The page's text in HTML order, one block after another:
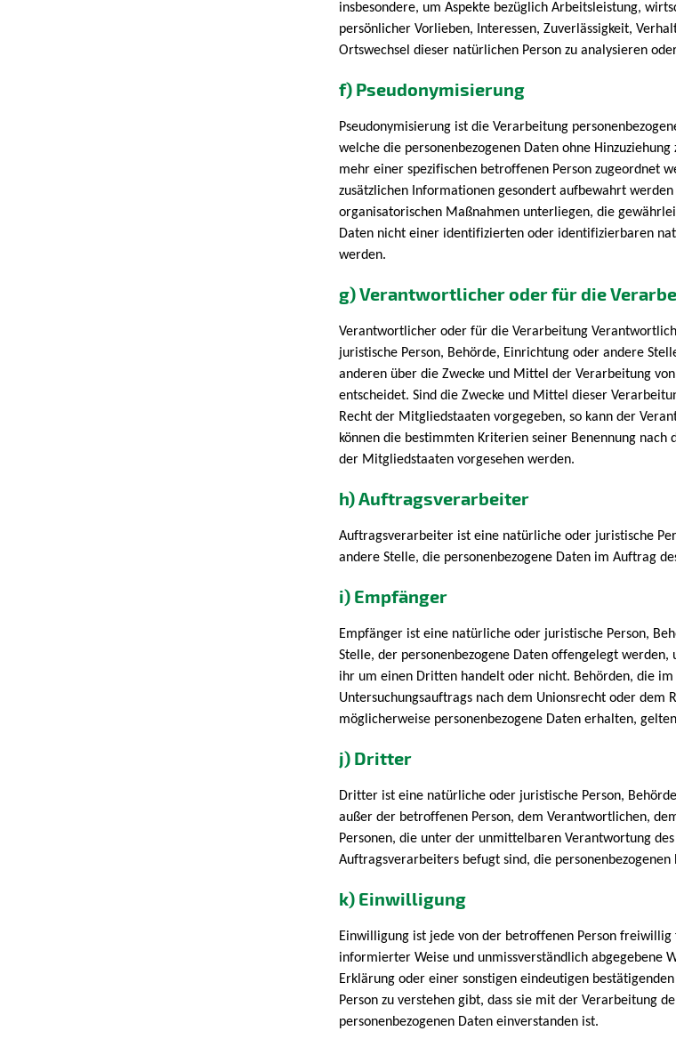
insbesondere, um Aspekte bezüglich Arbeitsleistung,
persönlicher Vorlieben, Interessen, Zuverlässigkeit,
Ortswechsel dieser natürlichen Person zu analysieren
f) Pseudonymisierung
Pseudonymisierung ist die Verarbeitung
welche die personenbezogenen Daten ohne
mehr einer spezifischen betroffenen Person zugeordnet
zusätzlichen Informationen gesondert aufbewahrt
organisatorischen Maßnahmen unterliegen, die
Daten nicht einer identifizierten oder identifizierbaren
werden.
g) Verantwortlicher oder für die
Verantwortlicher oder für die Verarbeitung
juristische Person, Behörde, Einrichtung oder andere
anderen über die Zwecke und Mittel der Verarbeitung
entscheidet. Sind die Zwecke und Mittel dieser
Recht der Mitgliedstaaten vorgegeben, so kann der
können die bestimmten Kriterien seiner Benennung nach
der Mitgliedstaaten vorgesehen werden.
h) Auftragsverarbeiter
Auftragsverarbeiter ist eine natürliche oder juristische
andere Stelle, die personenbezogene Daten im Auftrag
i) Empfänger
Empfänger ist eine natürliche oder juristische Person,
Stelle, der personenbezogene Daten offengelegt werden,
ihr um einen Dritten handelt oder nicht. Behörden, die
Untersuchungsauftrags nach dem Unionsrecht oder dem
möglicherweise personenbezogene Daten erhalten,
j) Dritter
Dritter ist eine natürliche oder juristische Person,
außer der betroffenen Person, dem Verantwortlichen,
Personen, die unter der unmittelbaren Verantwortung
Auftragsverarbeiters befugt sind, die personenbezogenen
k) Einwilligung
Einwilligung ist jede von der betroffenen Person
informierter Weise und unmissverständlich abgegebene
Erklärung oder einer sonstigen eindeutigen
Person zu verstehen gibt, dass sie mit der Verarbeitung
personenbezogenen Daten einverstanden ist.